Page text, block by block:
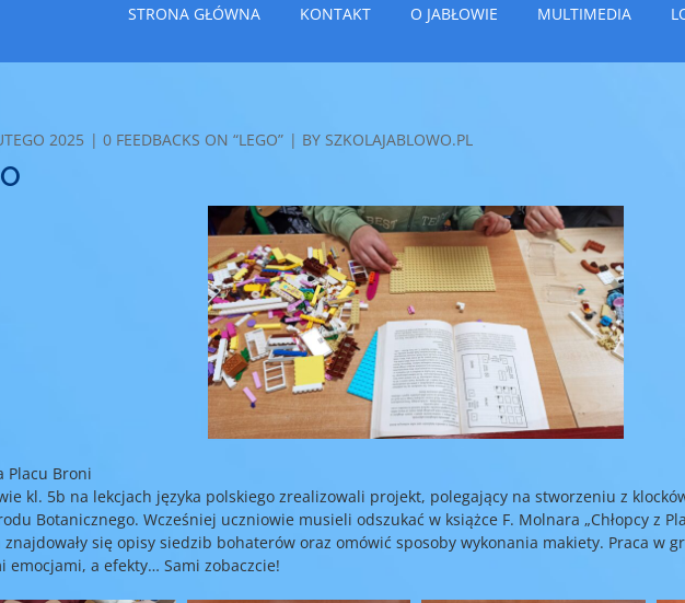
STRONA GŁÓWNA KONTAKT O JABŁOWIE MULTIMEDIA
2025 COMMENTS
0 FEEDBACKS ON “LEGO” BY SZKOLAJABLOWO.PL
Placu Broni
kl. 5b na lekcjach języka polskiego zrealizowali projekt, polegający na stworzeniu z
Botanicznego. Wcześniej uczniowie musieli odszukać w książce F. Molnara „Chłopcy z
znajdowały się opisy siedzib bohaterów oraz omówić sposoby wykonania makiety. Praca w
emocjami, a efekty… Sami zobaczcie!